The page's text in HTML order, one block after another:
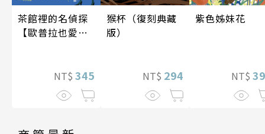
茶館裡的名偵探
【歐普拉也愛！
《茶館裡的嫌疑
人》續作】
NT$ 345
猴杯（復刻典藏
版）
NT$ 294
紫色姊妹花
NT$